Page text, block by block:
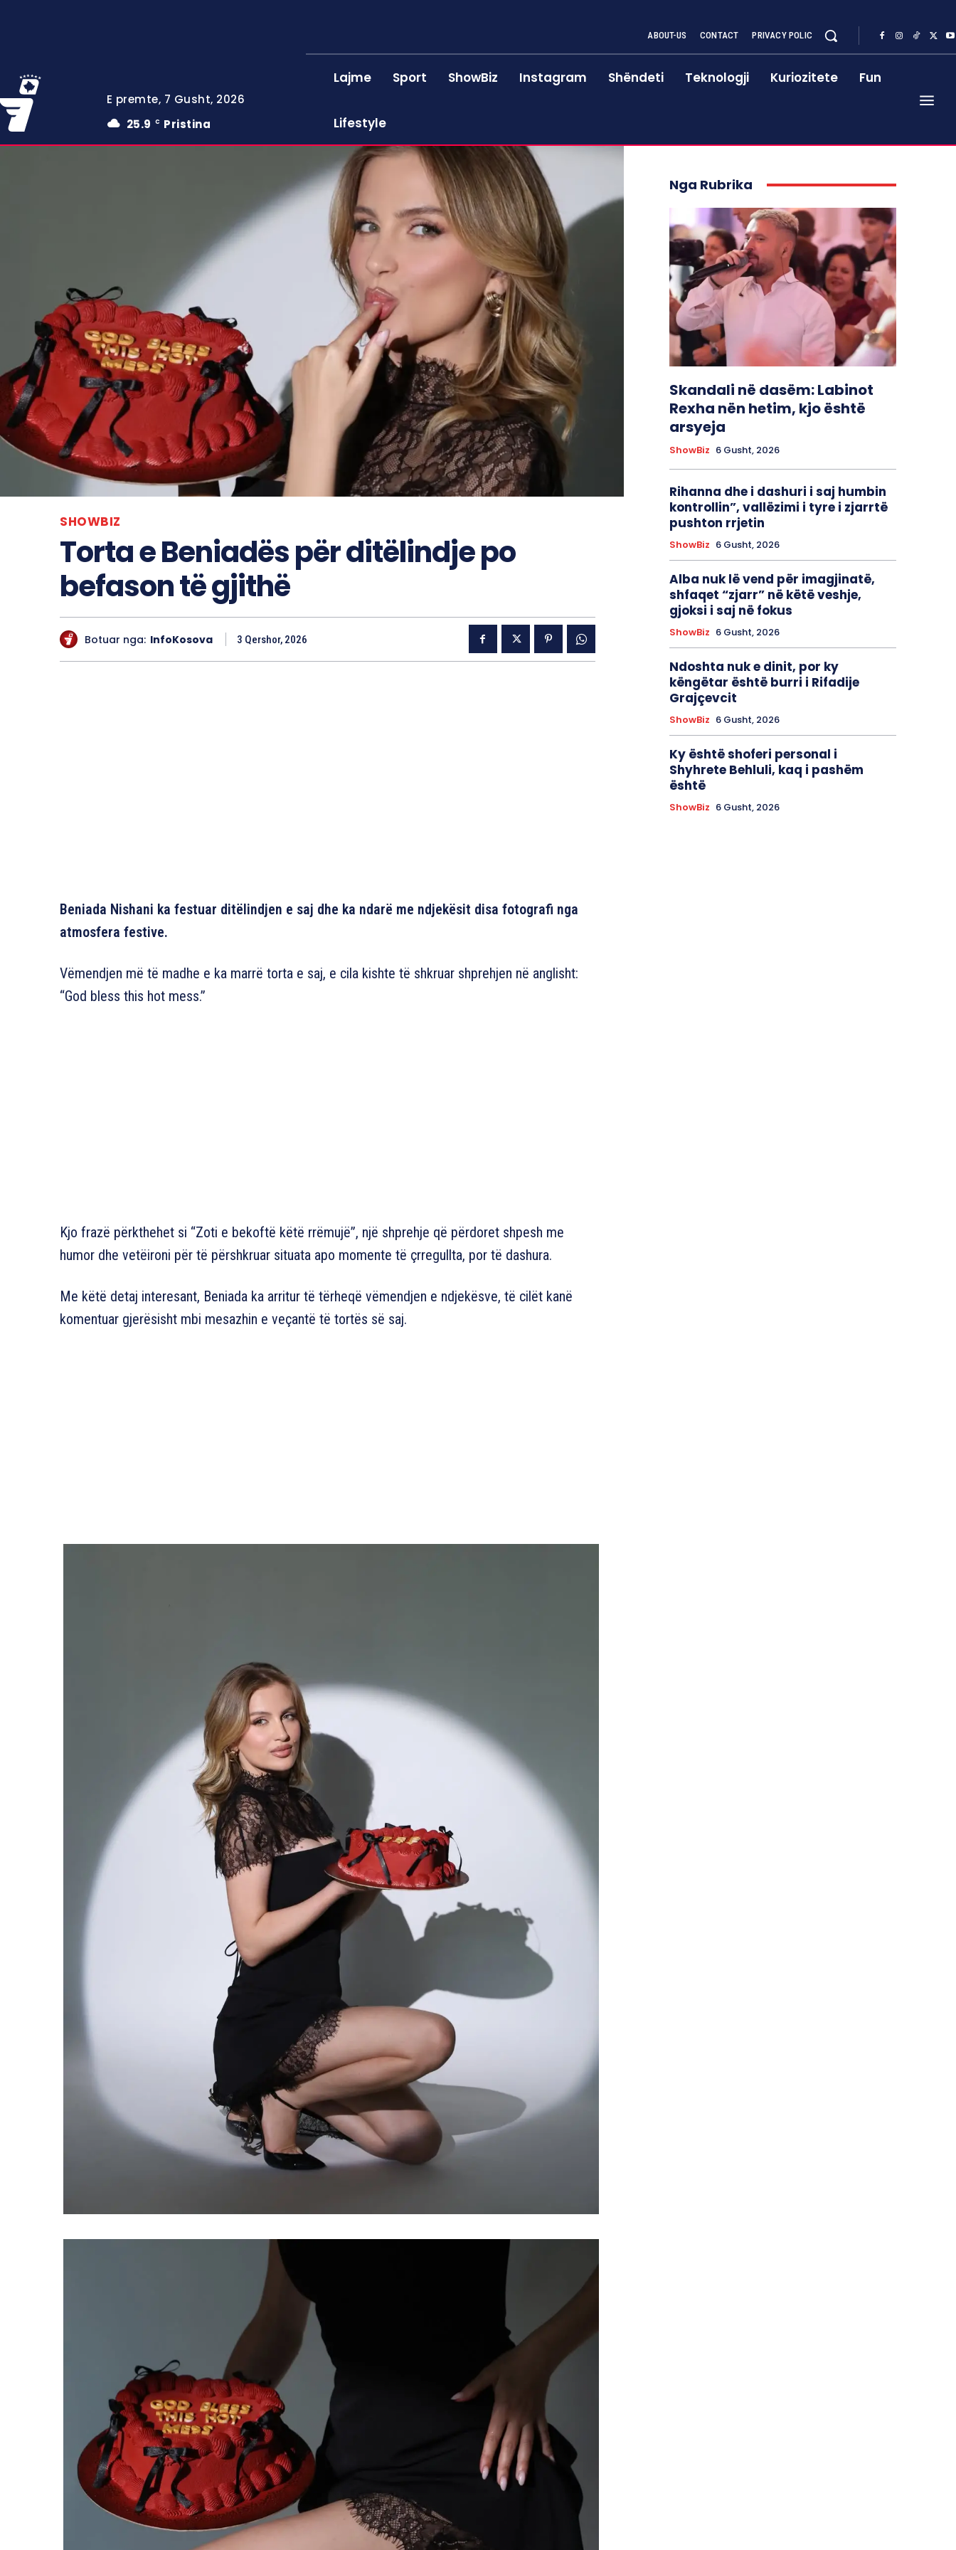
E premte, 7 Gusht, 2026
25.9
C Pristina
ABOUT-US CONTACT PRIVACY POLIC
Lajme Sport ShowBiz Instagram Shëndeti Teknologji Kuriozitete Fun
Lifestyle
SHOWBIZ
Torta e Beniadës për ditëlindje po
befason të gjithë
Botuar nga: InfoKosova 3 Qershor, 2026
Beniada Nishani ka festuar ditëlindjen e saj dhe ka ndarë me ndjekësit disa fotografi nga
atmosfera festive.
Vëmendjen më të madhe e ka marrë torta e saj, e cila kishte të shkruar shprehjen në anglisht:
“God bless this hot mess.”
Kjo frazë përkthehet si “Zoti e bekoftë këtë rrëmujë”, një shprehje që përdoret shpesh me
humor dhe vetëironi për të përshkruar situata apo momente të çrregullta, por të dashura.
Me këtë detaj interesant, Beniada ka arritur të tërheqë vëmendjen e ndjekësve, të cilët kanë
komentuar gjerësisht mbi mesazhin e veçantë të tortës së saj.
Nga Rubrika
Skandali në dasëm: Labinot
Rexha nën hetim, kjo është
arsyeja
ShowBiz 6 Gusht, 2026
Rihanna dhe i dashuri i saj humbin
kontrollin”, vallëzimi i tyre i zjarrtë
pushton rrjetin
ShowBiz 6 Gusht, 2026
Alba nuk lë vend për imagjinatë,
shfaqet “zjarr” në këtë veshje,
gjoksi i saj në fokus
ShowBiz 6 Gusht, 2026
Ndoshta nuk e dinit, por ky
këngëtar është burri i Rifadije
Grajçevcit
ShowBiz 6 Gusht, 2026
Ky është shoferi personal i
Shyhrete Behluli, kaq i pashëm
është
ShowBiz 6 Gusht, 2026